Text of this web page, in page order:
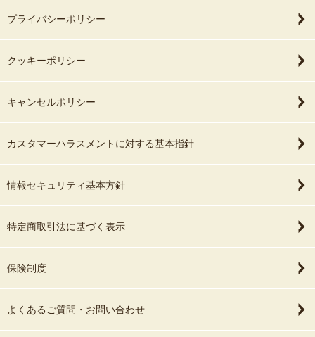
プライバシーポリシー
クッキーポリシー
キャンセルポリシー
カスタマーハラスメントに対する基本指針
情報セキュリティ基本方針
特定商取引法に基づく表示
保険制度
よくあるご質問・お問い合わせ